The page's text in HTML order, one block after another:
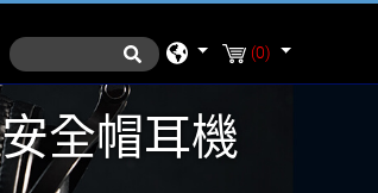
(0)
安全帽耳機